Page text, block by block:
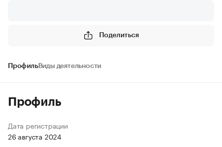
Поделиться
ПрофильВиды деятельности
Профиль
Дата регистрации
26 августа 2024